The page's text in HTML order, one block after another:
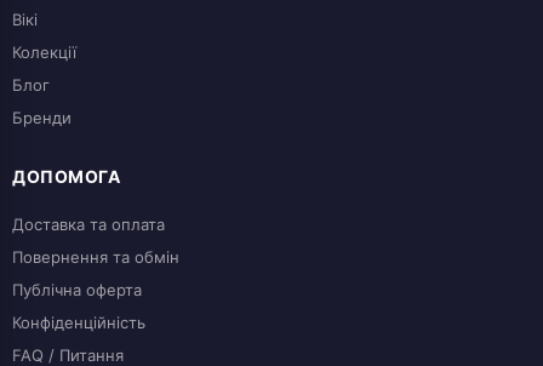
Вікі
Колекції
Блог
Бренди
ДОПОМОГА
Доставка та оплата
Повернення та обмін
Публічна оферта
Конфіденційність
FAQ / Питання